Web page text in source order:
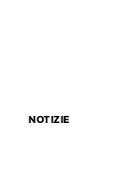
NOTIZIE